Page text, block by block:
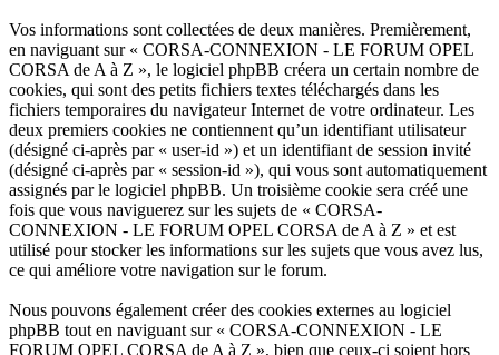
Vos informations sont collectées de deux manières. Premièrement,
en naviguant sur « CORSA-CONNEXION - LE FORUM OPEL
CORSA de A à Z », le logiciel phpBB créera un certain nombre de
cookies, qui sont des petits fichiers textes téléchargés dans les
fichiers temporaires du navigateur Internet de votre ordinateur. Les
deux premiers cookies ne contiennent qu’un identifiant utilisateur
(désigné ci-après par « user-id ») et un identifiant de session invité
(désigné ci-après par « session-id »), qui vous sont automatiquement
assignés par le logiciel phpBB. Un troisième cookie sera créé une
fois que vous naviguerez sur les sujets de « CORSA-
CONNEXION - LE FORUM OPEL CORSA de A à Z » et est
utilisé pour stocker les informations sur les sujets que vous avez lus,
ce qui améliore votre navigation sur le forum.
Nous pouvons également créer des cookies externes au logiciel
phpBB tout en naviguant sur « CORSA-CONNEXION - LE
FORUM OPEL CORSA de A à Z », bien que ceux-ci soient hors